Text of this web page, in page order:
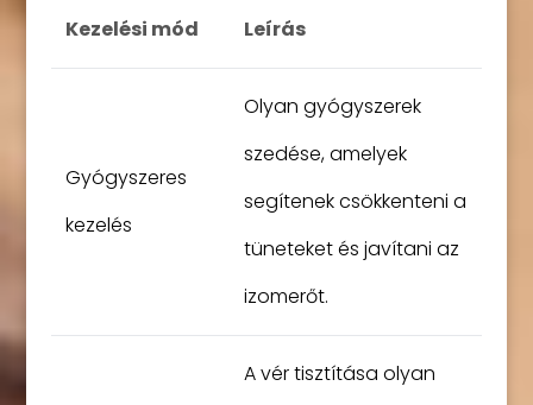
Kezelési mód Leírás
Gyógyszeres
kezelés
Olyan gyógyszerek
szedése, amelyek
segítenek csökkenteni a
tüneteket és javítani az
izomerőt.
A vér tisztítása olyan